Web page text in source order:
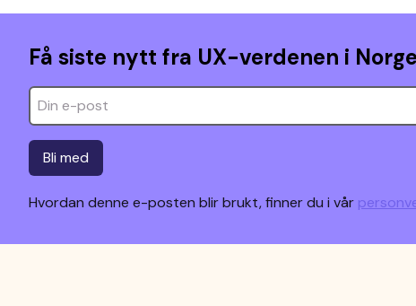
Få siste nytt fra UX-verdenen i
Bli med
Hvordan denne e-posten blir brukt, finner du i vår